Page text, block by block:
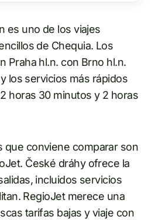
es uno de los viajes
de Chequia. Los
Praha hl.n. con Brno hl.n.
los servicios más rápidos
horas 30 minutos y 2 horas
que conviene comparar son
České dráhy ofrece la
incluidos servicios
RegioJet merece una
tarifas bajas y viaje con